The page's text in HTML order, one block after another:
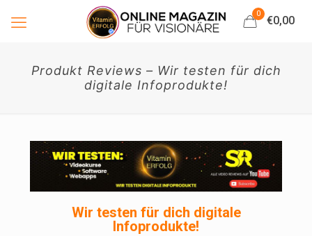
0
€0,00
Produkt Reviews – Wir testen für dich
digitale Infoprodukte!
Wir testen für dich digitale
Infoprodukte!